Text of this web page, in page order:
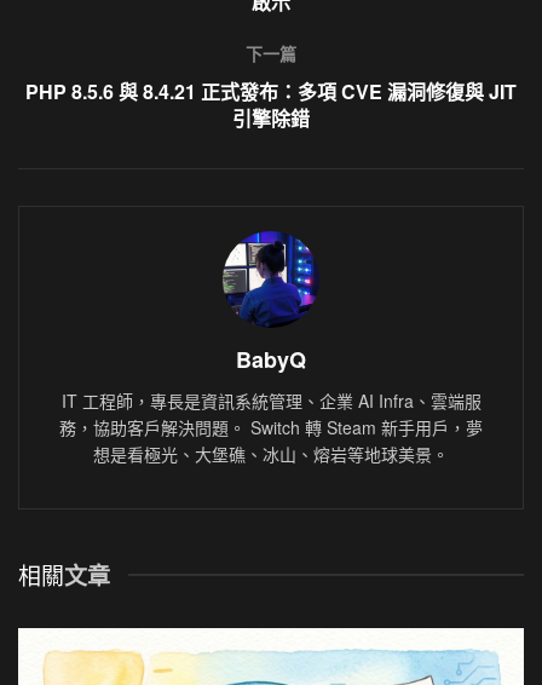
下一篇
PHP 8.5.6 與 8.4.21 正式發布：多項 CVE 漏洞修復與 JIT
引擎除錯
BabyQ
IT 工程師，專長是資訊系統管理、企業 AI Infra、雲端服
務，協助客戶解決問題。 Switch 轉 Steam 新手用戶，夢
想是看極光、大堡礁、冰山、熔岩等地球美景。
相關文章